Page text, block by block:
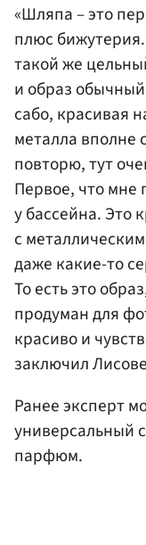
«Шляпа – это
плюс
такой же
и образ
сабо, красивая
металла вполне
повторю, тут
Первое, что мне
у бассейна. Это
с
даже какие-то
То есть это
продуман для
красиво и
заключил
Ранее эксперт
универсальный
парфюм.